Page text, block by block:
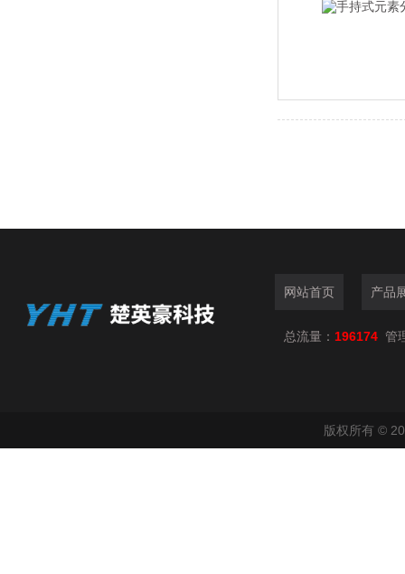
网站首页 产品
总流量： 196174 管
版权所有 ©